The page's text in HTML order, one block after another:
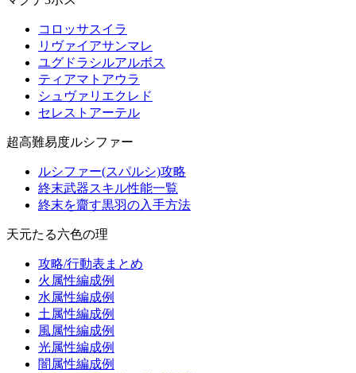
コロッサスイラ
リヴァイアサンマレ
ユグドラシルアルボス
ティアマトアウラ
シュヴァリエクレド
セレストアーテル
超高難易度ルシファー
ルシファー(スパルシ)攻略
終末武器スキル性能一覧
終末を齎す黒羽の入手方法
天元たる六色の理
攻略/行動表まとめ
火属性編成例
水属性編成例
土属性編成例
風属性編成例
光属性編成例
闇属性編成例